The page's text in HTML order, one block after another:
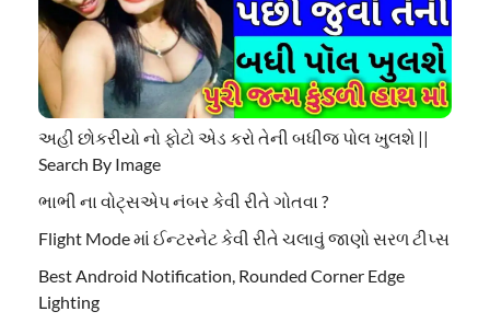
અહી છોકરીયો નો ફોટો એડ કરો તેની બધીજ પોલ ખુલશે ||
Search By Image
ભાભી ના વોટ્સએપ નંબર કેવી રીતે ગોતવા ?
Flight Mode માં ઈન્ટરનેટ કેવી રીતે ચલાવું જાણો સરળ ટીપ્સ
Best Android Notification, Rounded Corner Edge
Lighting